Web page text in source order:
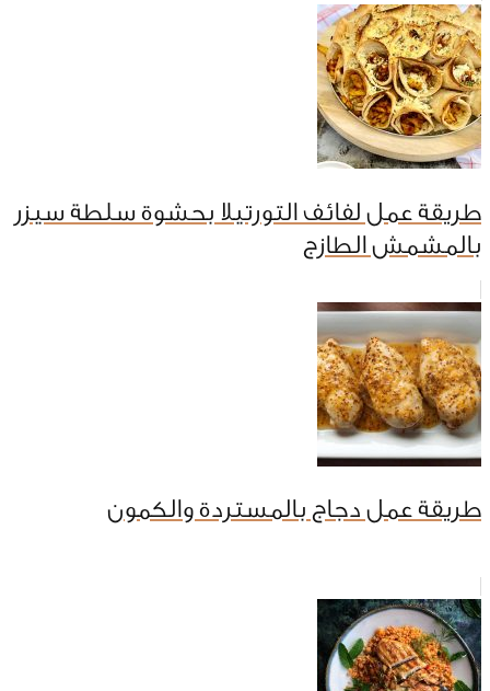
طريقة عمل لفائف التورتيلا بحشوة سلطة سيزر
بالمشمش الطازج
طريقة عمل دجاج بالمستردة والكمون